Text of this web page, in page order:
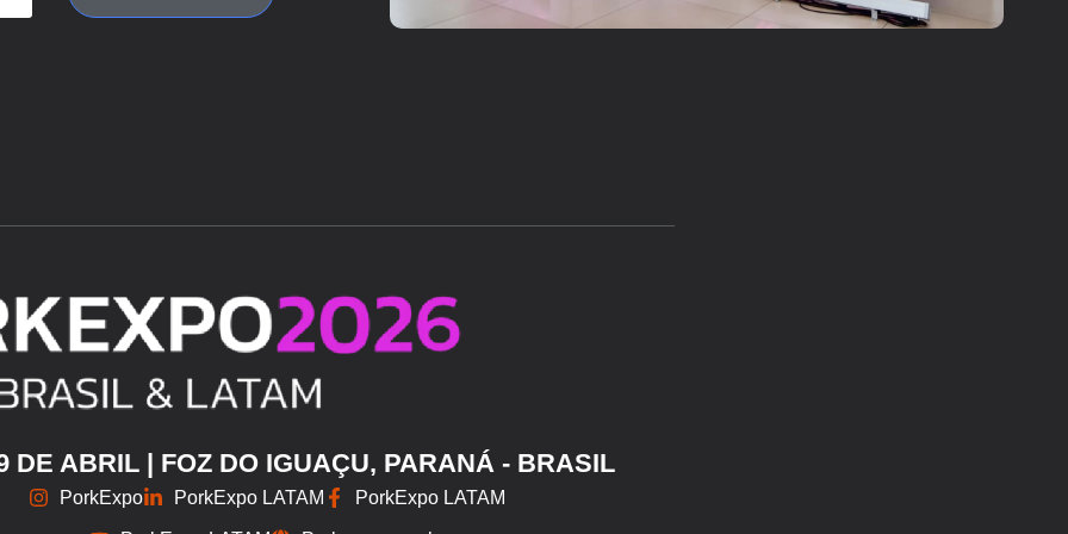
DE ABRIL | FOZ DO IGUAÇU, PARANÁ - BRASIL
PorkExpo PorkExpo LATAM PorkExpo LATAM